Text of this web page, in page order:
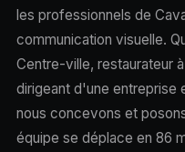
les professionnels de
communication visuelle.
Centre-ville, restaurateur
dirigeant d'une entreprise
nous concevons et
équipe se déplace en 86